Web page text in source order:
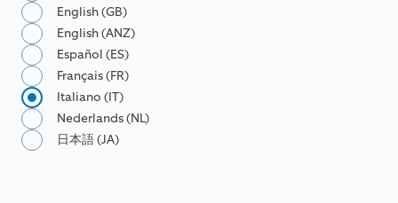
English (GB)
English (ANZ)
Español (ES)
Français (FR)
Italiano (IT)
Nederlands (NL)
日本語 (JA)